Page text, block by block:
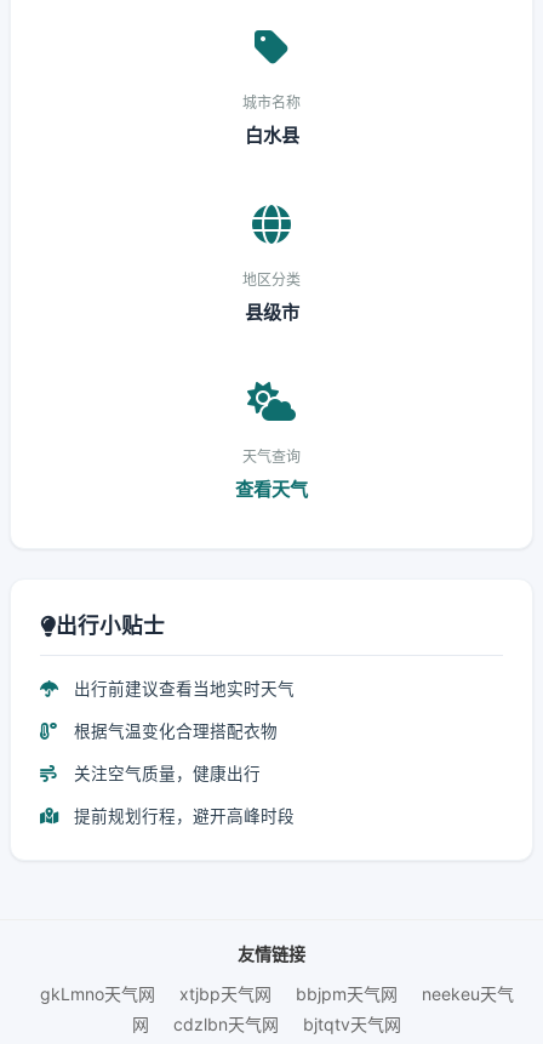
城市名称
白水县
地区分类
县级市
天气查询
查看天气
出行小贴士
出行前建议查看当地实时天气
根据气温变化合理搭配衣物
关注空气质量，健康出行
提前规划行程，避开高峰时段
友情链接
gkLmno天气网
xtjbp天气网 bbjpm天气网
neekeu天气
网
cdzlbn天气网 bjtqtv天气网